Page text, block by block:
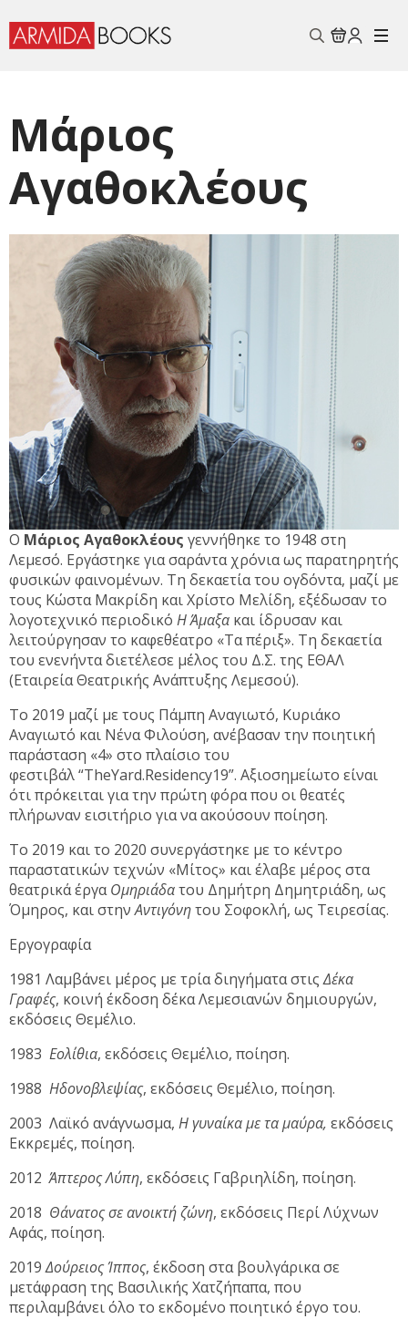
Μάριος
Αγαθοκλέους
Ο Μάριος Αγαθοκλέους γεννήθηκε το 1948 στη
Λεμεσό. Εργάστηκε για σαράντα χρόνια ως παρατηρητής
φυσικών φαινομένων. Τη δεκαετία του ογδόντα, μαζί με
τους Κώστα Μακρίδη και Χρίστο Μελίδη, εξέδωσαν το
λογοτεχνικό περιοδικό Η Άμαξα και ίδρυσαν και
λειτούργησαν το καφεθέατρο «Τα πέριξ». Τη δεκαετία
του ενενήντα διετέλεσε μέλος του Δ.Σ. της ΕΘΑΛ
(Εταιρεία Θεατρικής Ανάπτυξης Λεμεσού).
Το 2019 μαζί με τους Πάμπη Αναγιωτό, Κυριάκο
Αναγιωτό και Νένα Φιλούση, ανέβασαν την ποιητική
παράσταση «4» στο πλαίσιο του
φεστιβάλ “ΤheYard.Residency19”. Αξιοσημείωτο είναι
ότι πρόκειται για την πρώτη φόρα που οι θεατές
πλήρωναν εισιτήριο για να ακούσουν ποίηση.
Το 2019 και το 2020 συνεργάστηκε με το κέντρο
παραστατικών τεχνών «Μίτος» και έλαβε μέρος στα
θεατρικά έργαΟμηριάδατου Δημήτρη Δημητριάδη, ως
Όμηρος, και στηνΑντιγόνητου Σοφοκλή, ως Τειρεσίας.
Εργογραφία
1981 Λαμβάνει μέρος με τρία διηγήματα στιςΔέκα
Γραφές, κοινή έκδοση δέκα Λεμεσιανών δημιουργών,
εκδόσεις Θεμέλιο.
1983 Εολίθια, εκδόσεις Θεμέλιο, ποίηση.
1988 Ηδονοβλεψίας, εκδόσεις Θεμέλιο, ποίηση.
2003 Λαϊκό ανάγνωσμα, Η γυναίκα με τα μαύρα, εκδόσεις
Εκκρεμές, ποίηση.
2012Άπτερος Λύπη, εκδόσεις Γαβριηλίδη, ποίηση.
2018 Θάνατος σε ανοικτή ζώνη, εκδόσεις Περί Λύχνων
Αφάς, ποίηση.
2019Δούρειος Ίππος, έκδοση στα βουλγάρικα σε
μετάφραση της Βασιλικής Χατζήπαπα, που
περιλαμβάνει όλο το εκδομένο ποιητικό έργο του.